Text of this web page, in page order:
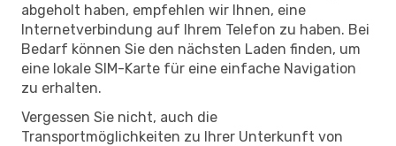
abgeholt haben, empfehlen wir Ihnen, eine
Internetverbindung auf Ihrem Telefon zu haben. Bei
Bedarf können Sie den nächsten Laden finden, um
eine lokale SIM-Karte für eine einfache Navigation
zu erhalten.
Vergessen Sie nicht, auch die
Transportmöglichkeiten zu Ihrer Unterkunft von